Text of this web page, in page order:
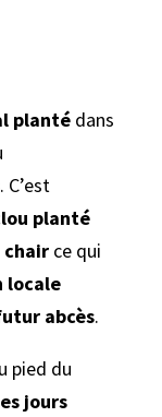
planté dans
. C’est
planté
chair ce qui
locale
abcès.
pied du
jours